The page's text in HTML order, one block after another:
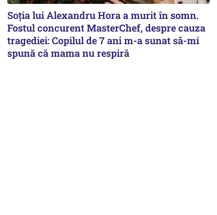
Soția lui Alexandru Hora a murit în somn.
Fostul concurent MasterChef, despre cauza
tragediei: Copilul de 7 ani m-a sunat să-mi
spună că mama nu respiră